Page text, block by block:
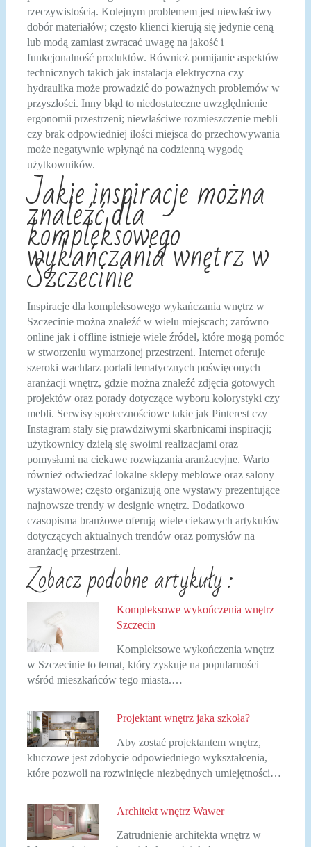
rzeczywistością. Kolejnym problemem jest niewłaściwy
dobór materiałów; często klienci kierują się jedynie ceną
lub modą zamiast zwracać uwagę na jakość i
funkcjonalność produktów. Również pomijanie aspektów
technicznych takich jak instalacja elektryczna czy
hydraulika może prowadzić do poważnych problemów w
przyszłości. Inny błąd to niedostateczne uwzględnienie
ergonomii przestrzeni; niewłaściwe rozmieszczenie mebli
czy brak odpowiedniej ilości miejsca do przechowywania
może negatywnie wpłynąć na codzienną wygodę
użytkowników.
Jakie inspiracje można
znaleźć dla
kompleksowego
wykańczania wnętrz w
Szczecinie
Inspiracje dla kompleksowego wykańczania wnętrz w
Szczecinie można znaleźć w wielu miejscach; zarówno
online jak i offline istnieje wiele źródeł, które mogą pomóc
w stworzeniu wymarzonej przestrzeni. Internet oferuje
szeroki wachlarz portali tematycznych poświęconych
aranżacji wnętrz, gdzie można znaleźć zdjęcia gotowych
projektów oraz porady dotyczące wyboru kolorystyki czy
mebli. Serwisy społecznościowe takie jak Pinterest czy
Instagram stały się prawdziwymi skarbnicami inspiracji;
użytkownicy dzielą się swoimi realizacjami oraz
pomysłami na ciekawe rozwiązania aranżacyjne. Warto
również odwiedzać lokalne sklepy meblowe oraz salony
wystawowe; często organizują one wystawy prezentujące
najnowsze trendy w designie wnętrz. Dodatkowo
czasopisma branżowe oferują wiele ciekawych artykułów
dotyczących aktualnych trendów oraz pomysłów na
aranżację przestrzeni.
Zobacz podobne artykuły :
Kompleksowe wykończenia wnętrz
Szczecin
Kompleksowe wykończenia wnętrz
w Szczecinie to temat, który zyskuje na popularności
wśród mieszkańców tego miasta.…
Projektant wnętrz jaka szkoła?
Aby zostać projektantem wnętrz,
kluczowe jest zdobycie odpowiedniego wykształcenia,
które pozwoli na rozwinięcie niezbędnych umiejętności…
Architekt wnętrz Wawer
Zatrudnienie architekta wnętrz w